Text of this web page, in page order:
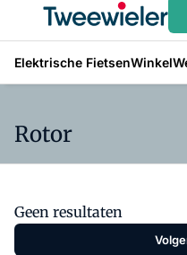
Elektrische FietsenWinkel
Rotor
Geen resultaten